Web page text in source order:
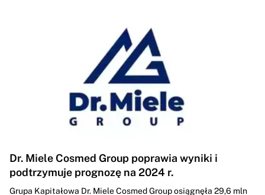
Dr. Miele Cosmed Group poprawia wyniki i
podtrzymuje prognozę na 2024 r.
Grupa Kapitałowa Dr. Miele Cosmed Group osiągnęła 29,6 mln